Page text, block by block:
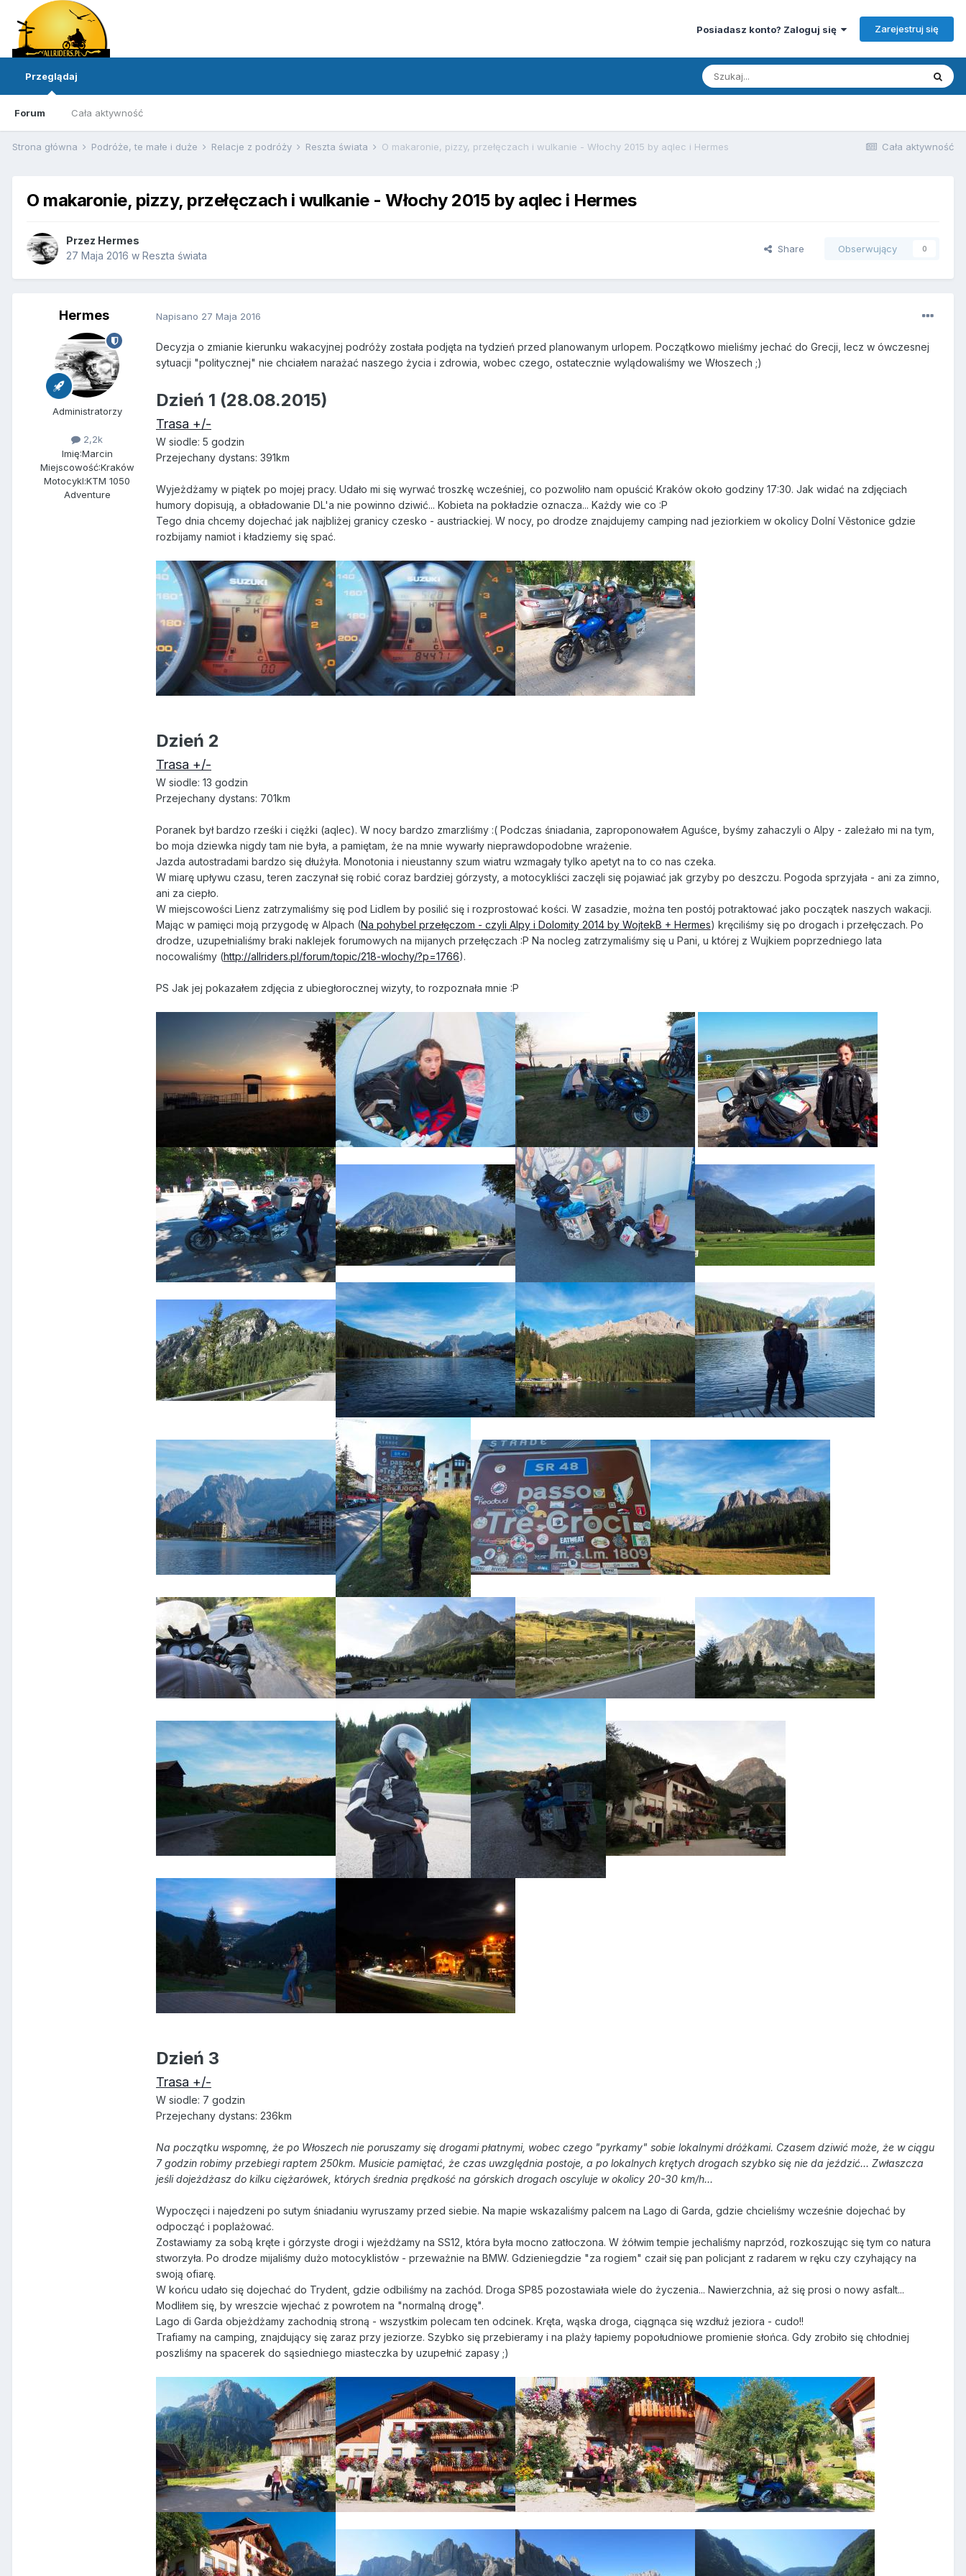
Posiadasz konto? Zaloguj się Zarejestruj się
Przeglądaj
Forum Cała aktywność
Cała aktywność
Strona główna Podróże, te małe i duże Relacje z podróży Reszta świata O makaronie, pizzy, przełęczach i wulkanie - Włochy 2015 by aqlec i Hermes
O makaronie, pizzy, przełęczach i wulkanie - Włochy 2015 by aqlec i Hermes
Przez Hermes
27 Maja 2016 w Reszta świata
Share Obserwujący 0
Hermes
Administratorzy
2,2k
Imię:Marcin
Miejscowość:Kraków
Motocykl:KTM 1050
Adventure
Napisano 27 Maja 2016
Decyzja o zmianie kierunku wakacyjnej podróży została podjęta na tydzień przed planowanym urlopem. Początkowo mieliśmy jechać do Grecji, lecz w ówczesnej
sytuacji "politycznej" nie chciałem narażać naszego życia i zdrowia, wobec czego, ostatecznie wylądowaliśmy we Włoszech ;)
Dzień 1 (28.08.2015)
Trasa +/-
W siodle: 5 godzin
Przejechany dystans: 391km
Wyjeżdżamy w piątek po mojej pracy. Udało mi się wyrwać troszkę wcześniej, co pozwoliło nam opuścić Kraków około godziny 17:30. Jak widać na zdjęciach
humory dopisują, a obładowanie DL'a nie powinno dziwić... Kobieta na pokładzie oznacza... Każdy wie co :P
Tego dnia chcemy dojechać jak najbliżej granicy czesko - austriackiej. W nocy, po drodze znajdujemy camping nad jeziorkiem w okolicy Dolní Věstonice gdzie
rozbijamy namiot i kładziemy się spać.
Dzień 2
Trasa +/-
W siodle: 13 godzin
Przejechany dystans: 701km
Poranek był bardzo rześki i ciężki (aqlec). W nocy bardzo zmarzliśmy :( Podczas śniadania, zaproponowałem Aguśce, byśmy zahaczyli o Alpy - zależało mi na tym,
bo moja dziewka nigdy tam nie była, a pamiętam, że na mnie wywarły nieprawdopodobne wrażenie.
Jazda autostradami bardzo się dłużyła. Monotonia i nieustanny szum wiatru wzmagały tylko apetyt na to co nas czeka.
W miarę upływu czasu, teren zaczynał się robić coraz bardziej górzysty, a motocykliści zaczęli się pojawiać jak grzyby po deszczu. Pogoda sprzyjała - ani za zimno,
ani za ciepło.
W miejscowości Lienz zatrzymaliśmy się pod Lidlem by posilić się i rozprostować kości. W zasadzie, można ten postój potraktować jako początek naszych wakacji.
Mając w pamięci moją przygodę w Alpach (Na pohybel przełęczom - czyli Alpy i Dolomity 2014 by WojtekB + Hermes) kręciliśmy się po drogach i przełęczach. Po
drodze, uzupełnialiśmy braki naklejek forumowych na mijanych przełęczach :P Na nocleg zatrzymaliśmy się u Pani, u której z Wujkiem poprzedniego lata
nocowaliśmy (http://allriders.pl/forum/topic/218-wlochy/?p=1766).
PS Jak jej pokazałem zdjęcia z ubiegłorocznej wizyty, to rozpoznała mnie :P
Dzień 3
Trasa +/-
W siodle: 7 godzin
Przejechany dystans: 236km
Na początku wspomnę, że po Włoszech nie poruszamy się drogami płatnymi, wobec czego "pyrkamy" sobie lokalnymi dróżkami. Czasem dziwić może, że w ciągu
7 godzin robimy przebiegi raptem 250km. Musicie pamiętać, że czas uwzględnia postoje, a po lokalnych krętych drogach szybko się nie da jeździć... Zwłaszcza
jeśli dojeżdżasz do kilku ciężarówek, których średnia prędkość na górskich drogach oscyluje w okolicy 20-30 km/h...
Wypoczęci i najedzeni po sutym śniadaniu wyruszamy przed siebie. Na mapie wskazaliśmy palcem na Lago di Garda, gdzie chcieliśmy wcześnie dojechać by
odpocząć i poplażować.
Zostawiamy za sobą kręte i górzyste drogi i wjeżdżamy na SS12, która była mocno zatłoczona. W żółwim tempie jechaliśmy naprzód, rozkoszując się tym co natura
stworzyła. Po drodze mijaliśmy dużo motocyklistów - przeważnie na BMW. Gdzieniegdzie "za rogiem" czaił się pan policjant z radarem w ręku czy czyhający na
swoją ofiarę.
W końcu udało się dojechać do Trydent, gdzie odbiliśmy na zachód. Droga SP85 pozostawiała wiele do życzenia... Nawierzchnia, aż się prosi o nowy asfalt...
Modliłem się, by wreszcie wjechać z powrotem na "normalną drogę".
Lago di Garda objeżdżamy zachodnią stroną - wszystkim polecam ten odcinek. Kręta, wąska droga, ciągnąca się wzdłuż jeziora - cudo!!
Trafiamy na camping, znajdujący się zaraz przy jeziorze. Szybko się przebieramy i na plaży łapiemy popołudniowe promienie słońca. Gdy zrobiło się chłodniej
poszliśmy na spacerek do sąsiedniego miasteczka by uzupełnić zapasy ;)